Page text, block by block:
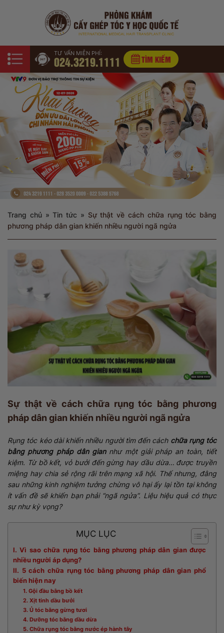
TƯ VẤN MIỄN PHÍ:
024.3219.1111 TÌM KIẾM
Trang chủ»Tin tức » Sự thật về cách chữa rụng tóc bằng
phương pháp dân gian khiến nhiều người ngã ngửa
Sự thật về cách chữa rụng tóc bằng phương
pháp dân gian khiến nhiều người ngã ngửa
Rụng tóc kéo dài khiến nhiều người tìm đến cáchchữa rụng tóc
bằng phương pháp dân giannhư một giải pháp an toàn, tiết
kiệm. Từ bồ kết, vỏ bưởi đến gừng hay dầu dừa… được truyền
miệng hay chia sẻ rộng rãi trên mạng xã hội. Thế nhưng, đằng
sau những kinh nghiệm tưởng chừng vô hại ấy lại tồn tại không
ít vấn đề sẽ khiến bạn phải “ngã ngửa”. Liệu hiệu quả có thực
sự như kỳ vọng?
MỤC LỤC
I. Vì sao chữa rụng tóc bằng phương pháp dân gian được
nhiều người áp dụng?
II. 5 cách chữa rụng tóc bằng phương pháp dân gian phổ
biến hiện nay
1. Gội đầu bằng bồ kết
2. Xịt tinh dầu bưởi
3. Ủ tóc bằng gừng tươi
4. Dưỡng tóc bằng dầu dừa
5. Chữa rụng tóc bằng nước ép hành tây